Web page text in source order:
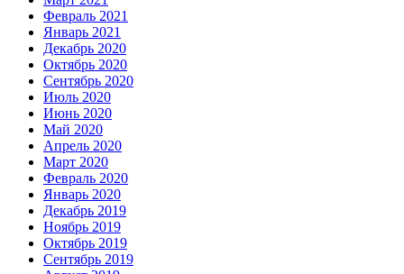
Февраль 2021
Январь 2021
Декабрь 2020
Октябрь 2020
Сентябрь 2020
Июль 2020
Июнь 2020
Май 2020
Апрель 2020
Март 2020
Февраль 2020
Январь 2020
Декабрь 2019
Ноябрь 2019
Октябрь 2019
Сентябрь 2019